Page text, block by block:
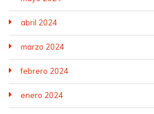
abril 2024
marzo 2024
febrero 2024
enero 2024